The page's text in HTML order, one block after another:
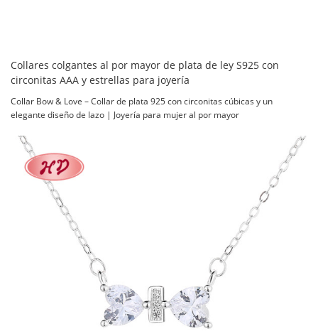
Collares colgantes al por mayor de plata de ley S925 con
circonitas AAA y estrellas para joyería
Collar Bow & Love – Collar de plata 925 con circonitas cúbicas y un
elegante diseño de lazo | Joyería para mujer al por mayor